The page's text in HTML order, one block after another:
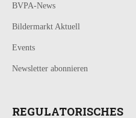
BVPA-News
Bildermarkt Aktuell
Events
Newsletter abonnieren
REGULATORISCHES